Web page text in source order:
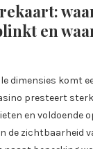
en
dimensies komt
presteert
en voldoende
de zichtbaarheid